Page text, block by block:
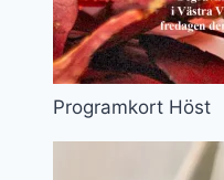
Programkort Höst